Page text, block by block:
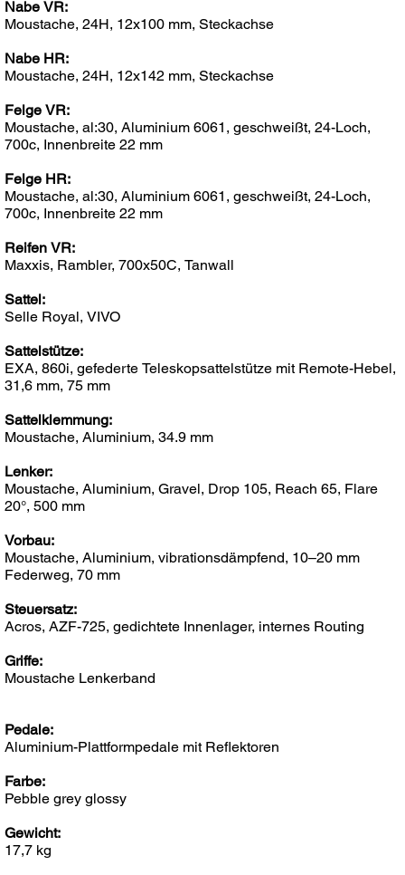
Nabe VR:
Moustache, 24H, 12x100 mm, Steckachse
Nabe HR:
Moustache, 24H, 12x142 mm, Steckachse
Felge VR:
Moustache, al:30, Aluminium 6061, geschweißt, 24-Loch,
700c, Innenbreite 22 mm
Felge HR:
Moustache, al:30, Aluminium 6061, geschweißt, 24-Loch,
700c, Innenbreite 22 mm
Reifen VR:
Maxxis, Rambler, 700x50C, Tanwall
Sattel:
Selle Royal, VIVO
Sattelstütze:
EXA, 860i, gefederte Teleskopsattelstütze mit Remote-Hebel,
31,6 mm, 75 mm
Sattelklemmung:
Moustache, Aluminium, 34.9 mm
Lenker:
Moustache, Aluminium, Gravel, Drop 105, Reach 65, Flare
20°, 500 mm
Vorbau:
Moustache, Aluminium, vibrationsdämpfend, 10–20 mm
Federweg, 70 mm
Steuersatz:
Acros, AZF-725, gedichtete Innenlager, internes Routing
Griffe:
Moustache Lenkerband
Pedale:
Aluminium-Plattformpedale mit Reflektoren
Farbe:
Pebble grey glossy
Gewicht:
17,7 kg